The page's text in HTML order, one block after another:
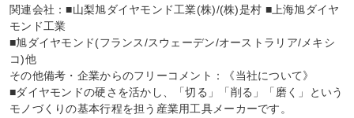
関連会社：■山梨旭ダイヤモンド工業(株)/(株)是村 ■上海旭ダイヤ
モンド工業
■旭ダイヤモンド(フランス/スウェーデン/オーストラリア/メキシ
コ)他
その他備考・企業からのフリーコメント：《当社について》
■ダイヤモンドの硬さを活かし、「切る」「削る」「磨く」という
モノづくりの基本行程を担う産業用工具メーカーです。